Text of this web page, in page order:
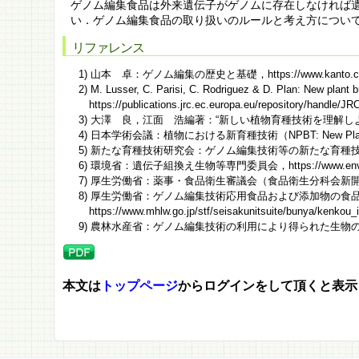
ゲノム編集食品は外来遺伝子がゲノムに存在しなけれ
い．ゲノム編集食品の取り扱いのルールと考え方につい
リファレンス
1) 山本 卓：ゲノム編集の歴史と基礎，https://
2) M. Lusser, C. Parisi, C. Rodriguez & D. Plan: New plant
https://publications.jrc.ec.europa.eu/repository/handle/
3) 大澤 良，江面 浩編著：“新しい植物育種技術を理解し
4) 日本学術会議：植物における新育種技術（NPBT: New
5) 新たな育種技術研究会：ゲノム編集技術等の新たな育
6) 環境省：遺伝子組換え生物等専門委員会，https://
7) 厚生労働省：薬事・食品衛生審議会（食品衛生分科会
8) 厚生労働省：ゲノム編集技術応用食品および添加物の
https://www.mhlw.go.jp/stf/seisakunitsuite/bunya/
9) 農林水産省：ゲノム編集技術の利用により得られた生
本文は トップページからログインをして頂くと表